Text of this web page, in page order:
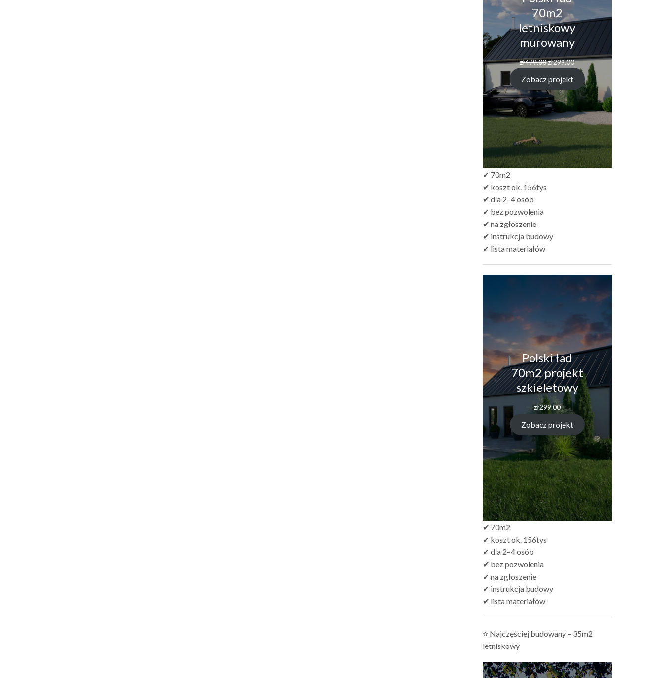
70m2
letniskowy
murowany
zł499.00Pierwotna
cena
wynosiła:
zł499.00.
zł299.00Aktualna
cena
wynosi:
zł299.00.
Zobacz projekt
✔ 70m2
✔ koszt ok. 156tys
✔ dla 2–4 osób
✔ bez pozwolenia
✔ na zgłoszenie
✔ instrukcja budowy
✔ lista materiałów
Polski ład
70m2 projekt
szkieletowy
zł299.00
Zobacz projekt
✔ 70m2
✔ koszt ok. 156tys
✔ dla 2–4 osób
✔ bez pozwolenia
✔ na zgłoszenie
✔ instrukcja budowy
✔ lista materiałów
⭐ Najczęściej budowany – 35m2
letniskowy